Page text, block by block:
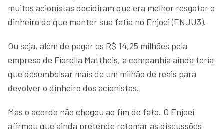
muitos acionistas decidiram que era melhor resgatar o
dinheiro do que manter sua fatia no Enjoei (ENJU3).
Ou seja, além de pagar os R$ 14,25 milhões pela
empresa de Fiorella Mattheis, a companhia ainda teria
que desembolsar mais de um milhão de reais para
devolver o dinheiro dos acionistas.
Mas o acordo não chegou ao fim de fato. O Enjoei
afirmou que ainda pretende retomar as discussões